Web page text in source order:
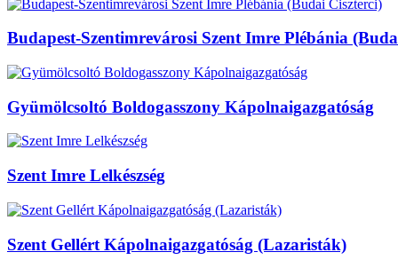
Budapest-Szentimrevárosi Szent Imre Plébánia
Gyümölcsoltó Boldogasszony Kápolnaigazgatóság
Szent Imre Lelkészség
Szent Gellért Kápolnaigazgatóság (Lazaristák)